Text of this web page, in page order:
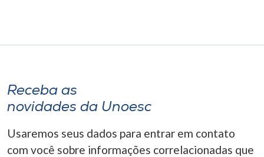
o idioma
A-
Receba as
novidades da Unoesc
Usaremos seus dados para entrar em contato
com você sobre informações correlacionadas que